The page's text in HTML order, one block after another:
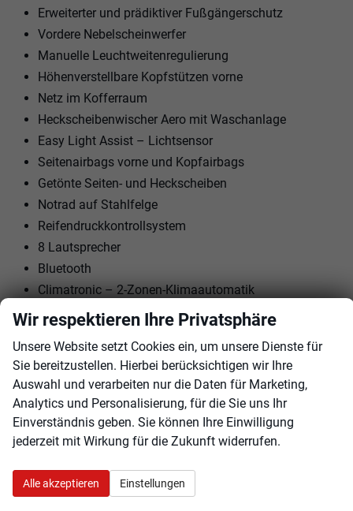
Erweiterter und prädiktiver Fußgängerschutz
Vordere Nebelscheinwerfer
Manuelle Leuchtweitenregulierung
Höhenverstellbare Kopfstützen vorne
Netz im Kofferraum
Heckscheibenwischer Aero mit Waschanlage
Easy Light Assist – Lichtsensor
Seitenairbags vorne und Kopfairbags
Getönte Seiten- und Heckscheiben
Notrad auf Stahlfelge
Reifendruckkontrollsystem
8 Lautsprecher
Bluetooth
Climatronic – 2-Zonen-Klimaautomatik
Tempomat mit Geschwindigkeitsbegrenzer
Ablagefach vor dem Beifahrer
Manuell einstellbare Lendenwirbelstützen vorne
Elektrische Fensterheber vorne und hinten
Einparkhilfe hinten
Beheizbare Vordersitze
Brillenfach
Sonnenblende mit Make-up-Spiegel
Wir respektieren Ihre Privatsphäre
Unsere Website setzt Cookies ein, um unsere Dienste für
Sie bereitzustellen. Hierbei berücksichtigen wir Ihre
Auswahl und verarbeiten nur die Daten für Marketing,
Analytics und Personalisierung, für die Sie uns Ihr
Einverständnis geben. Sie können Ihre Einwilligung
jederzeit mit Wirkung für die Zukunft widerrufen.
Alle akzeptieren Einstellungen